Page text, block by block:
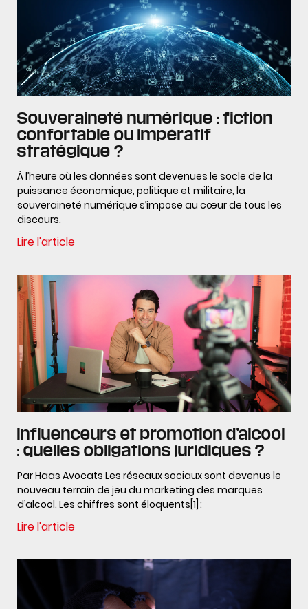
Souveraineté numérique : fiction
confortable ou impératif
stratégique ?
À l’heure où les données sont devenues le socle de la
puissance économique, politique et militaire, la
souveraineté numérique s’impose au cœur de tous les
discours.
Lire l'article
Influenceurs et promotion d’alcool
: quelles obligations juridiques ?
Par Haas Avocats Les réseaux sociaux sont devenus le
nouveau terrain de jeu du marketing des marques
d’alcool. Les chiffres sont éloquents[1] :
Lire l'article